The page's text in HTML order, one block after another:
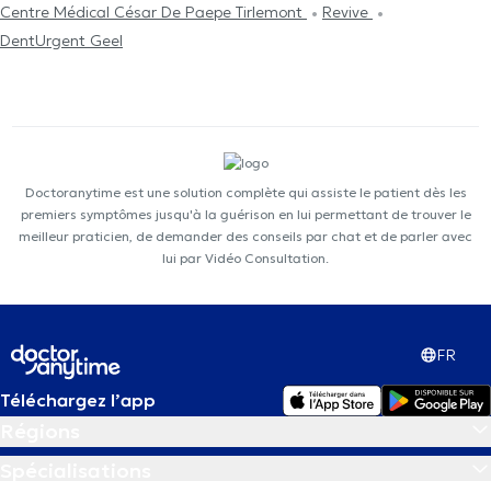
Centre Médical César De Paepe Tirlemont
Revive
DentUrgent Geel
Doctoranytime est une solution complète qui assiste le patient dès les
premiers symptômes jusqu'à la guérison en lui permettant de trouver le
meilleur praticien, de demander des conseils par chat et de parler avec
lui par Vidéo Consultation.
FR
Téléchargez l’app